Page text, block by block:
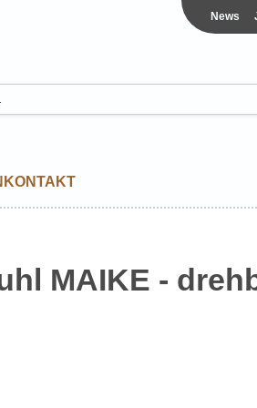
News
KONTAKT
MAIKE -